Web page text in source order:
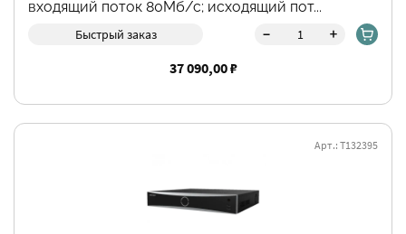
входящий поток 80Мб/с; исходящий пот...
Быстрый заказ - +
37 090,00 ₽
Арт.: Т132395